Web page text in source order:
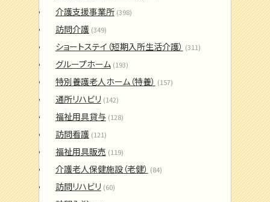
介護支援事業所 (398)
訪問介護 (349)
ショートステイ（短期入所生活介護） (311)
グループホーム (193)
特別養護老人ホーム（特養） (157)
通所リハビリ (142)
福祉用具貸与 (128)
訪問看護 (121)
福祉用具販売 (119)
介護老人保健施設（老健） (84)
訪問リハビリ (60)